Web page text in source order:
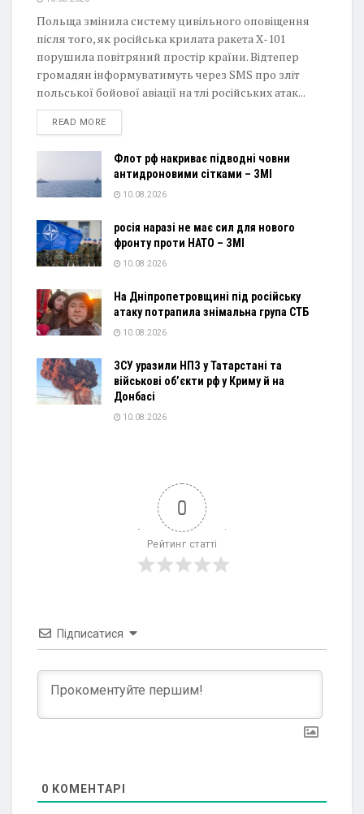
Польща змінила систему цивільного оповіщення
після того, як російська крилата ракета Х-101
порушила повітряний простір країни. Відтепер
громадян інформуватимуть через SMS про зліт
польської бойової авіації на тлі російських атак...
READ MOREDETAILS
Флот рф накриває підводні човни
антидроновими сітками – ЗМІ
10.08.2026
росія наразі не має сил для нового
фронту проти НАТО – ЗМІ
10.08.2026
На Дніпропетровщині під російську
атаку потрапила знімальна група СТБ
10.08.2026
ЗСУ уразили НПЗ у Татарстані та
військові об’єкти рф у Криму й на
Донбасі
10.08.2026
0
Рейтинг статті
Підписатися
0 КОМЕНТАРІ